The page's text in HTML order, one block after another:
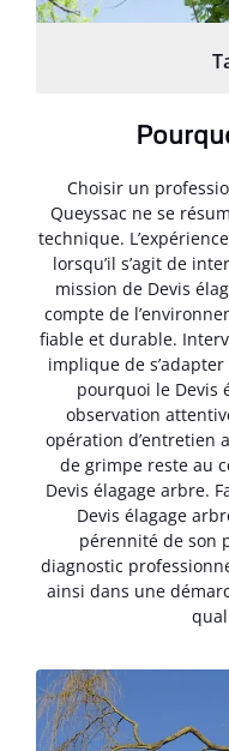
Choisir un
Queyssac ne se
technique.
lorsqu’il s’agit de
mission de Devis
compte de
fiable et durable.
implique de s’adapter
pourquoi le Devis
observation
opération d’entretien
de grimpe reste au
Devis élagage arbre.
Devis élagage
pérennité de son
diagnostic
ainsi dans une